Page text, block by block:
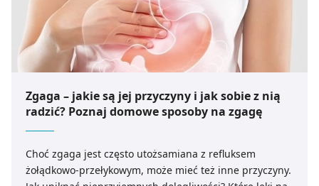
Zgaga – jakie są jej przyczyny i jak sobie z nią
radzić? Poznaj domowe sposoby na zgagę
Choć zgaga jest często utożsamiana z refluksem
żołądkowo-przełykowym, może mieć też inne przyczyny.